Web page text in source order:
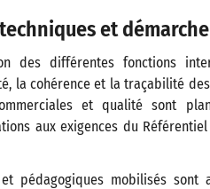
et
des différentes fonctions
la cohérence et la traçabilité
et qualité sont
aux exigences du
et pédagogiques mobilisés